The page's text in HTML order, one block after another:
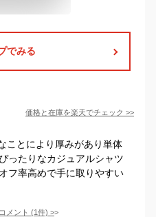
でみる
価格と在庫を楽天でチェック >>
ことにより厚みがあり単体
ったりなカジュアルシャツ
フ率高めで手に取りやすい
メント (1件) >